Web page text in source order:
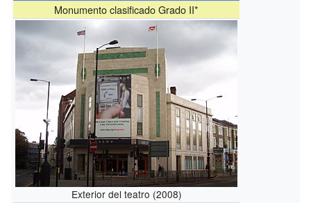
Monumento clasificado Grado II*
Exterior del teatro (2008)